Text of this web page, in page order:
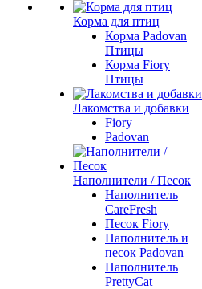
Корма для птиц
Корма Padovan
Птицы
Корма Fiory
Птицы
Лакомства и добавки
Fiory
Padovan
Наполнители / Песок
Наполнитель
CareFresh
Песок Fiory
Наполнитель и
песок Padovan
Наполнитель
PrettyCat